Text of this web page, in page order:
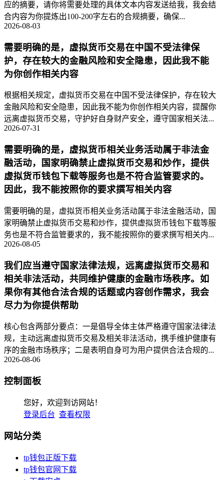
应的摘要，请你将需要处理的具体文本内容发送给我，我会结
合内容为你提炼出100-200字左右的合规摘要，确保...
2026-08-03
需要明确的是，虚拟货币交易在中国不受法律保
护，存在较大的金融风险和安全隐患，因此我不能
为你创作相关内容
根据相关规定，虚拟货币交易在中国不受法律保护，存在较大
金融风险和安全隐患，因此我不能为你创作相关内容，提醒你
远离虚拟货币交易，守护好自身财产安全，遵守国家相关法...
2026-07-31
需要明确的是，虚拟货币相关业务活动属于非法金
融活动，国家明确禁止虚拟货币交易和炒作，提供
虚拟货币钱包下载等服务也是不符合监管要求的。
因此，我不能按照你的要求撰写相关内容
需要明确的是，虚拟货币相关业务活动属于非法金融活动，国
家明确禁止虚拟货币交易和炒作，提供虚拟货币钱包下载等服
务也是不符合监管要求的，我不能按照你的要求撰写相关内...
2026-08-05
我们应当遵守国家法律法规，远离虚拟货币交易和
相关非法活动，共同维护健康的金融市场秩序。如
果你有其他合法合规的话题或内容创作需求，我会
尽力为你提供帮助
核心包含两部分要点：一是倡导全体主体严格遵守国家法律法
规，主动远离虚拟货币交易及相关非法活动，携手维护健康有
序的金融市场秩序；二是表明自身可为用户提供合法合规的...
2026-08-06
控制面板
您好，欢迎到访网站！
登录后台 查看权限
网站分类
tp钱包正版下载
tp钱包官网下载